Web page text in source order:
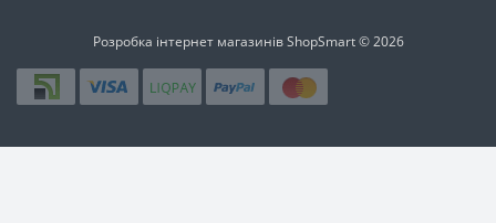
Розробка інтернет магазинівShopSmart © 2026